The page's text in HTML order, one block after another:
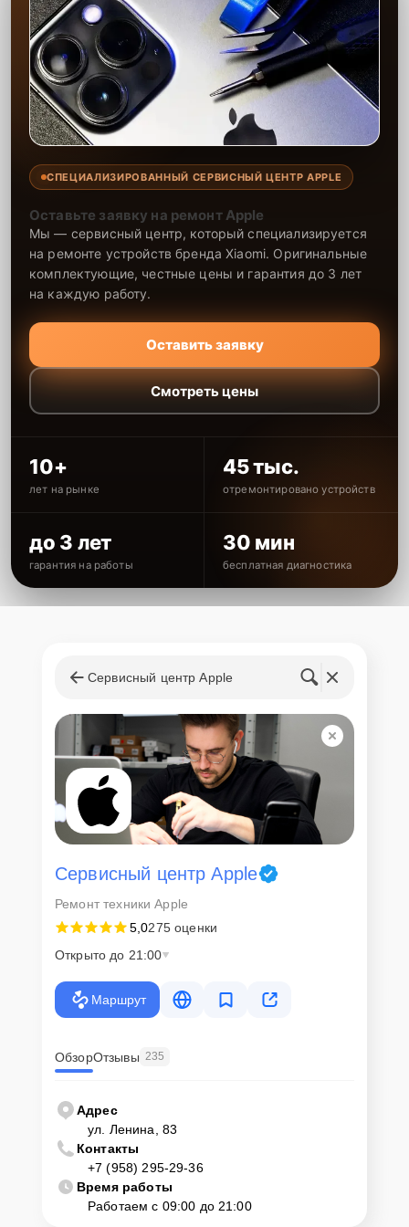
СПЕЦИАЛИЗИРОВАННЫЙ СЕРВИСНЫЙ ЦЕНТР APPLE
Оставьте заявку на ремонт Apple
Мы — сервисный центр, который специализируется
на ремонте устройств бренда Xiaomi. Оригинальные
комплектующие, честные цены и гарантия до 3 лет
на каждую работу.
Оставить заявку
Смотреть цены
10+
лет на рынке
45 тыс.
отремонтировано устройств
до 3 лет
гарантия на работы
30 мин
бесплатная диагностика
Сервисный центр Apple
Сервисный центр Apple
Ремонт техники Apple
5,0275 оценки
Открыто до 21:00
Маршрут
ОбзорОтзывы 235
Адрес
ул. Ленина, 83
Контакты
+7 (958) 295-29-36
Время работы
Работаем с 09:00 до 21:00